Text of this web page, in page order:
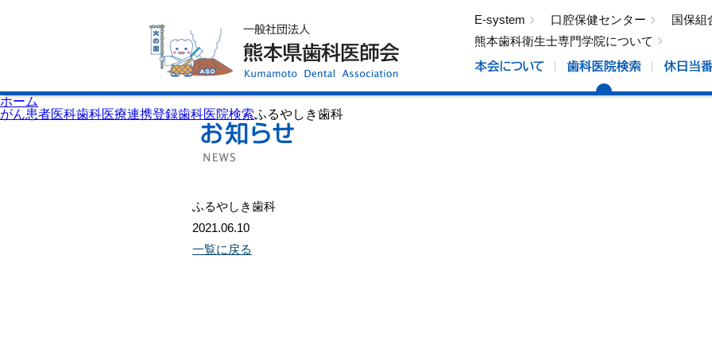
E-system 口腔保健センター
国保組
熊本歯科衛生士専門学院について
ホーム
がん患者医科歯科医療連携登録歯科医院検索ふるやしき歯科
ふるやしき歯科
2021.06.10
一覧に戻る
歯科医院検索
休日当番医
イベント案内
歯の豆知識
口腔保健センター
国保組合からのお知らせ
熊本歯科衛生士専門学院
会員専用ページ
プライバシーポリシー
サイトマップ